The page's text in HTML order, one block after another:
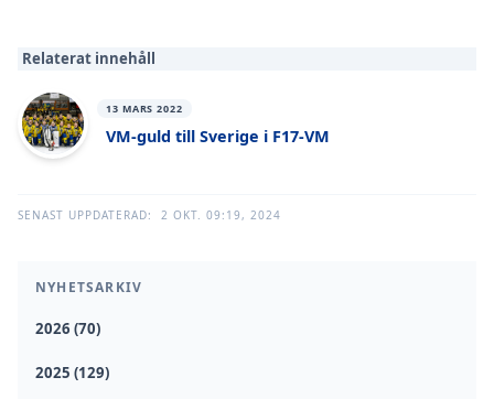
NYHETSARKIV
2026 (70)
2025 (129)
Relaterat innehåll
13 MARS 2022
VM-guld till Sverige i F17-VM
SENAST UPPDATERAD: 2 OKT. 09:19, 2024